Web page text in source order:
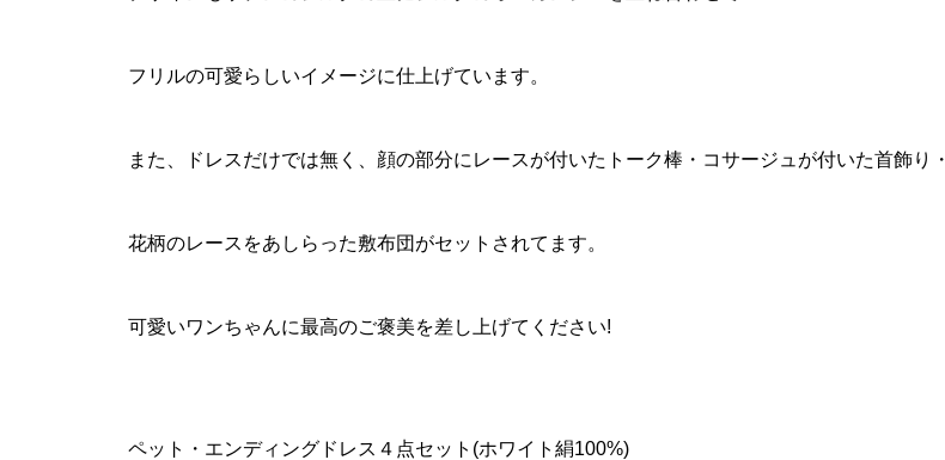
フリルの可愛らしいイメージに仕上げています。
また、ドレスだけでは無く、顔の部分にレースが付いたトーク棒・コサージュが付いた首飾り・
花柄のレースをあしらった敷布団がセットされてます。
可愛いワンちゃんに最高のご褒美を差し上げてください!
ペット・エンディングドレス４点セット(ホワイト絹100%)